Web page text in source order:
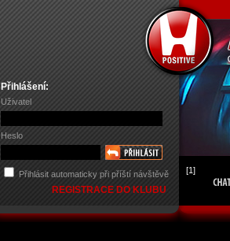
Přihlášení:
Uživatel
Heslo
Přihlásit automaticky při příští návštěvě
REGISTRACE DO KLUBU
[1]